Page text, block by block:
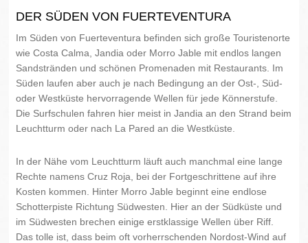
DER SÜDEN VON FUERTEVENTURA
Im Süden von Fuerteventura befinden sich große Touristenorte
wie Costa Calma, Jandia oder Morro Jable mit endlos langen
Sandstränden und schönen Promenaden mit Restaurants. Im
Süden laufen aber auch je nach Bedingung an der Ost-, Süd-
oder Westküste hervorragende Wellen für jede Könnerstufe.
Die Surfschulen fahren hier meist in Jandia an den Strand beim
Leuchtturm oder nach La Pared an die Westküste.
In der Nähe vom Leuchtturm läuft auch manchmal eine lange
Rechte namens Cruz Roja, bei der Fortgeschrittene auf ihre
Kosten kommen. Hinter Morro Jable beginnt eine endlose
Schotterpiste Richtung Südwesten. Hier an der Südküste und
im Südwesten brechen einige erstklassige Wellen über Riff.
Das tolle ist, dass beim oft vorherrschenden Nordost-Wind auf